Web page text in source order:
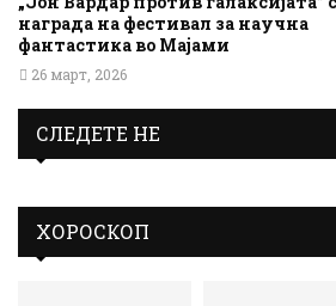
награда на фестивал за научна
фантастика во Мајами
26 март, 2026
СЛЕДЕТЕ НЕ
ХОРОСКОП